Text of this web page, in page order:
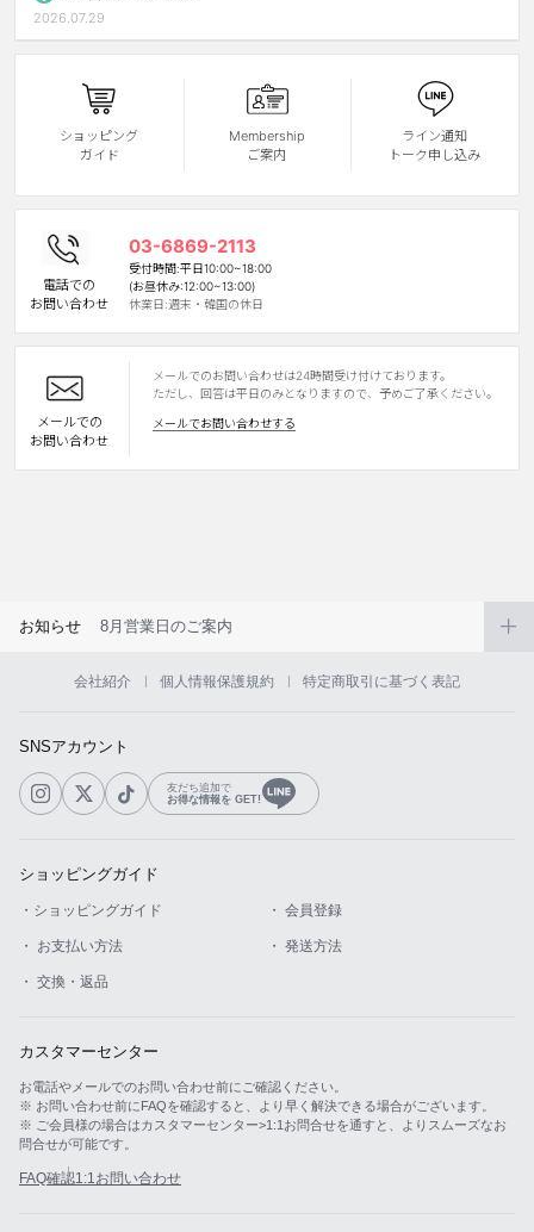
EYEしてる
総合掲示板
カスタマーサービス
ショッピングガイド
INSTAGRAM TWITTER LINE FACEBOOK
2026.07.29
ショッピング
ガイド
Membership
ご案内
ライン通知
トーク申し込み
電話での
お問い合わせ
03-6869-2113
受付時間:平日10:00~18:00
(お昼休み:12:00~13:00)
休業日:週末・韓国の休日
メールでの
お問い合わせ
メールでのお問い合わせは24時間受け付けております。
ただし、回答は平日のみとなりますので、予めご了承ください。
メールでお問い合わせする
お知らせ 8月営業日のご案内
会社紹介 個人情報保護規約 特定商取引に基づく表記
SNSアカウント
友だち追加で
お得な情報を GET!
ショッピングガイド
・ショッピングガイド ・ 会員登録
・ お支払い方法 ・ 発送方法
・ 交換・返品
カスタマーセンター
お電話やメールでのお問い合わせ前にご確認ください。
※ お問い合わせ前にFAQを確認すると、より早く解決できる場合がございます。
※ ご会員様の場合はカスタマーセンター>1:1お問合せを通すと、よりスムーズなお
問合せが可能です。
FAQ確認1:1お問い合わせ